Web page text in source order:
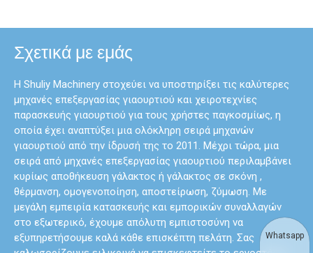
Σχετικά με εμάς
Η Shuliy Machinery στοχεύει να υποστηρίξει τις καλύτερες
μηχανές επεξεργασίας γιαουρτιού και χειροτεχνίες
παρασκευής γιαουρτιού για τους χρήστες παγκοσμίως, η
οποία έχει αναπτύξει μια ολόκληρη σειρά μηχανών
γιαουρτιού από την ίδρυσή της το 2011. Μέχρι τώρα, μια
σειρά από μηχανές επεξεργασίας γιαουρτιού περιλαμβάνει
κυρίως αποθήκευση γάλακτος ή γάλακτος σε σκόνη ,
θέρμανση, ομογενοποίηση, αποστείρωση, ζύμωση. Με
μεγάλη εμπειρία κατασκευής και εμπορικών συναλλαγών
στο εξωτερικό, έχουμε απόλυτη εμπιστοσύνη να
εξυπηρετήσουμε καλά κάθε επισκέπτη πελάτη. Σας
Whatsapp